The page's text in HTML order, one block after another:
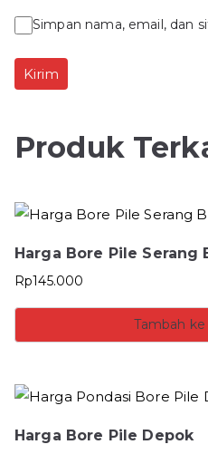
Simpan nama, email, dan
Produk
Harga Bore Pile Serang
Rp145.000
Tambah
Harga Bore Pile Depok